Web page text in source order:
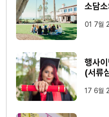
소담
01 7월
행사
(서류
17 6월